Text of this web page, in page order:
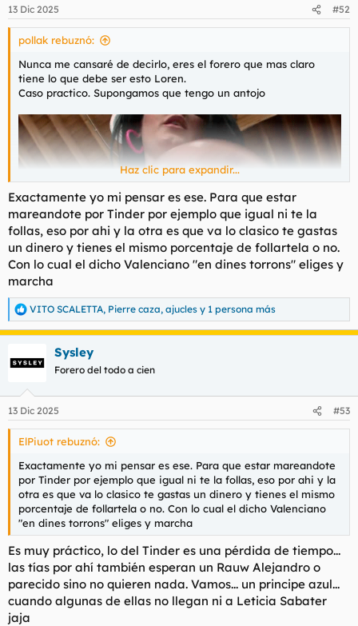
e
s
13 Dic 2025 #52
pollak rebuznó:
Nunca me cansaré de decirlo, eres el forero que mas claro
tiene lo que debe ser esto Loren.
Caso practico. Supongamos que tengo un antojo
Me apetece meter mi polla ahí, y ademas a de ser YA¡!. ¿Qué
hago pues, ir a una discoteca a ligar o tinder (con el panorama
que hay) a ver si hay suerte de encontrar ese par de melones
y que la chica sepa moverlas con esa gracia y descaro ...? Pues
no, posiblemente cuando surja la ocasion ya estare a otras
posiblemente la chica se hiciese otra cuenta conmigo, queria
algo serio ... veamos el caso Errejon, otro gallo le habra cantado
habiendo hecho las cosas como se debe, ya lo creo.
manera inmediata, porque my time is money tambien, y sin
rendir cuentas por ello, sin mentir , ya que la pasta va siempre
por delante
Haz clic para expandir...
Exactamente yo mi pensar es ese. Para que estar
mareandote por Tinder por ejemplo que igual ni te la
follas, eso por ahi y la otra es que va lo clasico te gastas
un dinero y tienes el mismo porcentaje de follartela o no.
Con lo cual el dicho Valenciano "en dines torrons" eliges y
marcha
R
e
a
c
e
s
VITO SCALETTA, Pierre caza, ajucles y 1 persona más
Sysley
Forero del todo a cien
13 Dic 2025 #53
ElPiuot rebuznó:
Exactamente yo mi pensar es ese. Para que estar mareandote
por Tinder por ejemplo que igual ni te la follas, eso por ahi y la
otra es que va lo clasico te gastas un dinero y tienes el mismo
porcentaje de follartela o no. Con lo cual el dicho Valenciano
"en dines torrons" eliges y marcha
Es muy práctico, lo del Tinder es una pérdida de tiempo...
las tías por ahí también esperan un Rauw Alejandro o
parecido sino no quieren nada. Vamos... un principe azul...
cuando algunas de ellas no llegan ni a Leticia Sabater
jaja